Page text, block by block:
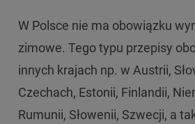
W Polsce nie ma obowiązku
zimowe. Tego typu przepisy
innych krajach np. w Austrii,
Czechach, Estonii, Finlandii,
Rumunii, Słowenii, Szwecji, a